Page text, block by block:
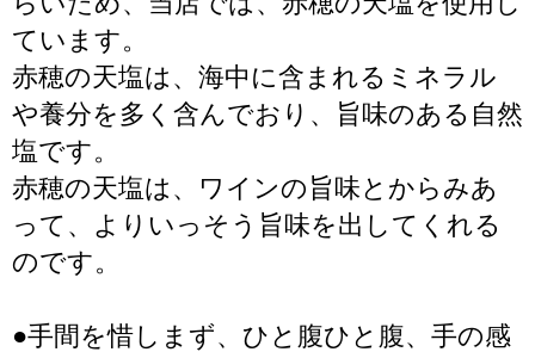
ています。
赤穂の天塩は、海中に含まれるミネラル
や養分を多く含んでおり、旨味のある自然
塩です。
赤穂の天塩は、ワインの旨味とからみあ
って、よりいっそう旨味を出してくれる
のです。
●手間を惜しまず、ひと腹ひと腹、手の感